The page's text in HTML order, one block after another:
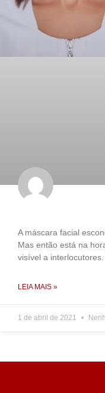
A máscara facial
Mas então está na
visível a
LEIA MAIS »
1 de abril de 2021